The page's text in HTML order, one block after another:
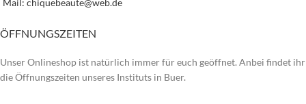
ÖFFNUNGSZEITEN
Unser Onlineshop ist natürlich immer für euch geöffnet. Anbei findet ihr
die Öffnungszeiten unseres Instituts in Buer.